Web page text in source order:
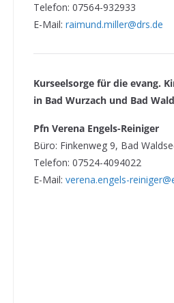
Telefon: 07564-932933
E-Mail: raimund.miller@drs.de
Kurseelsorge für die evang.
in Bad Wurzach und Bad
Pfn Verena Engels-Reiniger
Büro: Finkenweg 9, Bad
Telefon: 07524-4094022
E-Mail: verena.engels-